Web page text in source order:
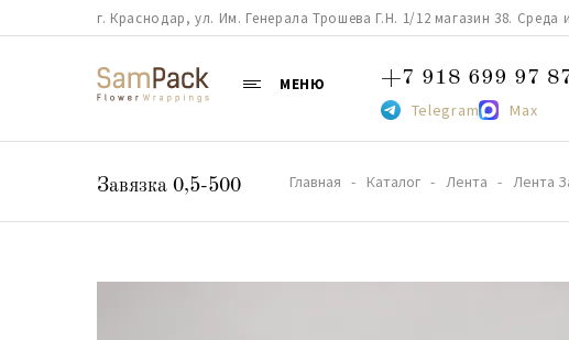
г. Краснодар, ул. Им. Генерала Трошева Г.Н. 1/12 магазин 38. Среда
МЕНЮ +7 918 699 97
Telegram Max
Завязка 0,5-500 Главная Каталог Лента Лента